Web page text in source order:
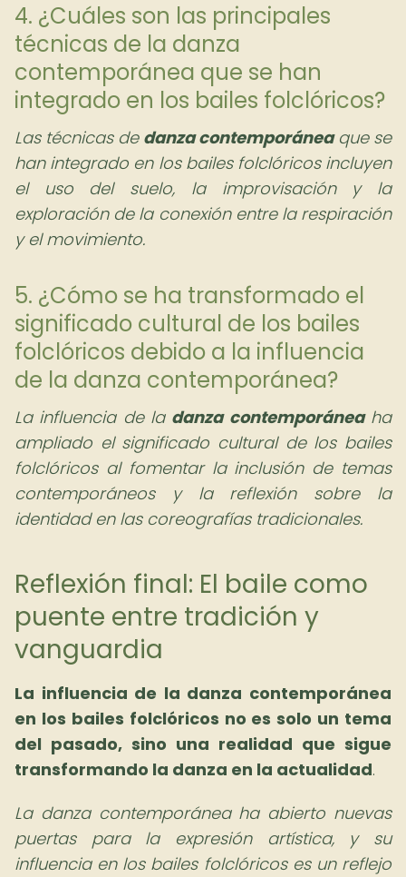
4. ¿Cuáles son las principales
técnicas de la danza
contemporánea que se han
integrado en los bailes folclóricos?
Las técnicas de danza contemporáneaque se
han integrado en los bailes folclóricos incluyen
el uso del suelo, la improvisación y la
exploración de la conexión entre la respiración
y el movimiento.
5. ¿Cómo se ha transformado el
significado cultural de los bailes
folclóricos debido a la influencia
de la danza contemporánea?
La influencia de la danza contemporáneaha
ampliado el significado cultural de los bailes
folclóricos al fomentar la inclusión de temas
contemporáneos y la reflexión sobre la
identidad en las coreografías tradicionales.
Reflexión final: El baile como
puente entre tradición y
vanguardia
La influencia de la danza contemporánea
en los bailes folclóricos no es solo un tema
del pasado, sino una realidad que sigue
transformando la danza en la actualidad.
La danza contemporánea ha abierto nuevas
puertas para la expresión artística, y su
influencia en los bailes folclóricos es un reflejo